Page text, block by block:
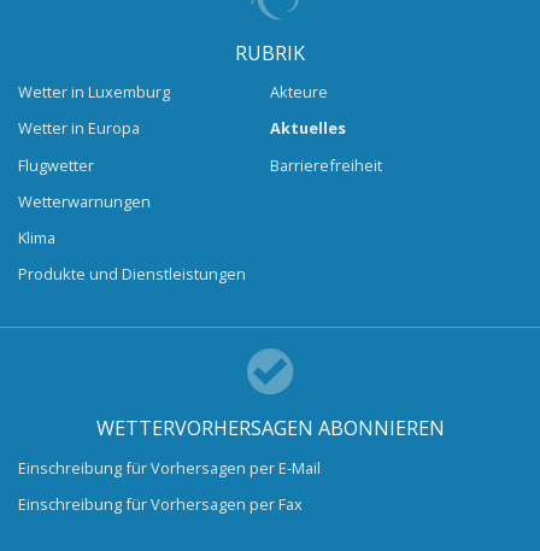
RUBRIK
Wetter in Luxemburg
Wetter in Europa
Flugwetter
Wetterwarnungen
Klima
Produkte und Dienstleistungen
Akteure
Aktuelles
Barrierefreiheit
WETTERVORHERSAGEN ABONNIEREN
Einschreibung für Vorhersagen per E-Mail
Einschreibung für Vorhersagen per Fax